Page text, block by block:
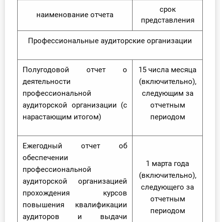
наименование отчета
срок
представления
Профессиональные аудиторские организации
Полугодовой отчет о
деятельности
профессиональной
аудиторской организации (с
нарастающим итогом)
15 числа месяца
(включительно),
следующим за
отчетным
периодом
Ежегодный отчет об
обеспечении
профессиональной
аудиторской организацией
прохождения курсов
повышения квалификации
аудиторов и выдачи
1 марта года
(включительно),
следующего за
отчетным
периодом